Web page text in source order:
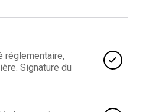
réglementaire,
Signature du